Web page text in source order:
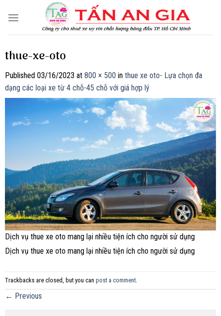
thue-xe-oto
Published 03/16/2023 at 800 × 500 in thue xe oto- Lựa chọn đa
dạng các loại xe từ 4 chỗ-45 chỗ với giá hợp lý
Dịch vụ thue xe oto mang lại nhiều tiện ích cho người sử dụng
Dịch vụ thue xe oto mang lại nhiều tiện ích cho người sử dụng
Trackbacks are closed, but you can post a comment
← Previous